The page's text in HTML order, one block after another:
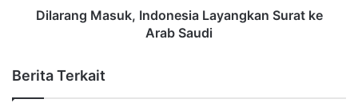
Dilarang Masuk, Indonesia Layangkan Surat ke
Arab Saudi
Berita Terkait